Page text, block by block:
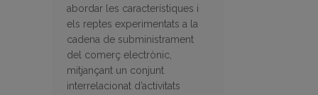
abordar les característiques i
els reptes experimentats a la
cadena de subministrament
del comerç electrònic,
mitjançant un conjunt
interrelacionat d’activitats